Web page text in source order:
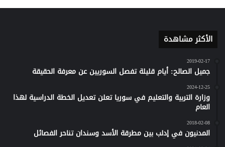
الأكثر مشاهدة
2019-02-17
جميل الصالح: أيام قليلة تفصل السوريين عن معرفة الحقيقة
2024-12-25
وزارة التربية والتعليم في سوريا تعلن تعديل الخطة الدراسية لهذا
العام
2018-02-08
المدنيون في إدلب بين مطرقة الأسد وسندان تناحر الفصائل